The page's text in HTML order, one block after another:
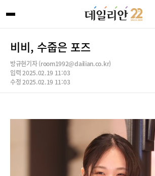
비비, 수줍은 포즈
방규현기자 (room1992@dailian.co.kr)
입력 2025.02.19 11:03
수정 2025.02.19 11:03